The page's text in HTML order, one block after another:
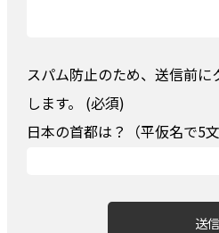
スパム防止のため、送信前
します。 (必須)
日本の首都は？（平仮名で5文